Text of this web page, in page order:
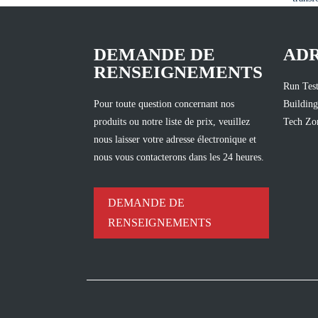
DEMANDE DE
RENSEIGNEMENTS
Pour toute question concernant nos
produits ou notre liste de prix, veuillez
nous laisser votre adresse électronique et
nous vous contacterons dans les 24 heures.
DEMANDE DE
RENSEIGNEMENTS
Run
Tech